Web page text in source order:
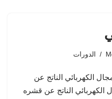
الدورات
الكهربائي الناتج عن
الناتج عن قشره